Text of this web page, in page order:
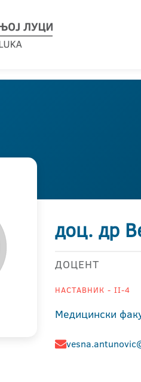
доц. др
ДОЦЕНТ
НАСТАВНИК - II-4
Медицински